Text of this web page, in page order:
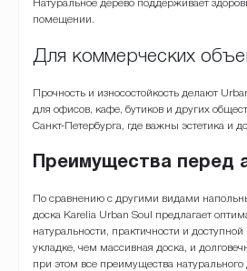
Натуральное дерево поддерживает
помещении.
Для коммерческих
Прочность и износостойкость делают
для офисов, кафе, бутиков и других
Санкт-Петербурга, где важны эстетика и
Преимущества перед
По сравнению с другими видами
доска Karelia Urban Soul предлагает
натуральности, практичности и
укладке, чем массивная доска, и
при этом все преимущества натурального